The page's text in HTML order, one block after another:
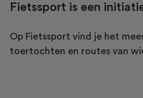
Fietssport is een
Op Fietssport vind je het
toertochten en routes van